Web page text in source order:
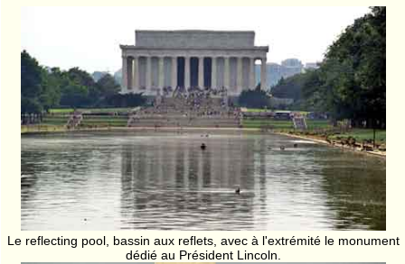
Le reflecting pool, bassin aux reflets, avec à l'extrémité le monument
dédié au Président Lincoln.